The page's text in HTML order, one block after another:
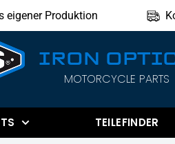
eigener Produktion
IRON
MOTORCYCLE PARTS
TEILEFINDER